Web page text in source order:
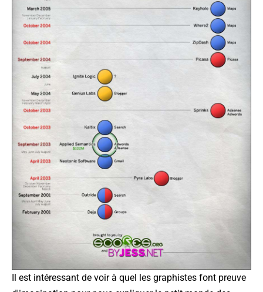
Il est intéressant de voir à quel les graphistes font preuve